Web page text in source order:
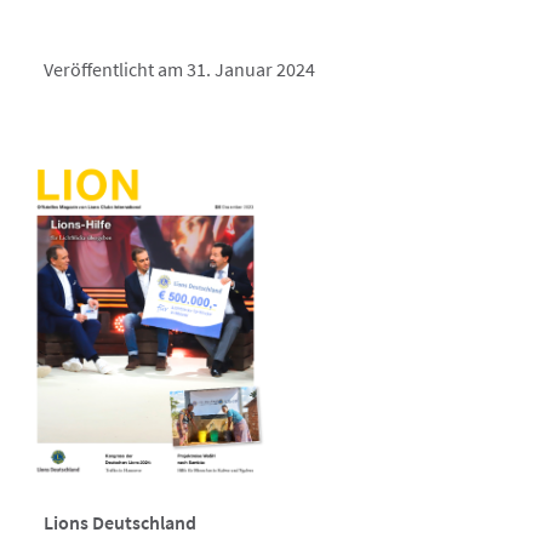
Veröffentlicht am 31. Januar 2024
Lions Deutschland